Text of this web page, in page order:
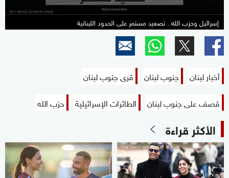
إسرائيل وحزب الله.. تصعيد مستمر على الحدود اللبنانية
أخبار لبنان جنوب لبنان
قرى جنوب لبنان
قصف على جنوب لبنان
الطائرات الإسرائيلية حزب الله
الأكثر قراءة